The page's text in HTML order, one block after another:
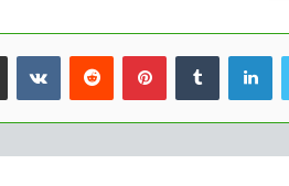
لينكدإن بينتيريست